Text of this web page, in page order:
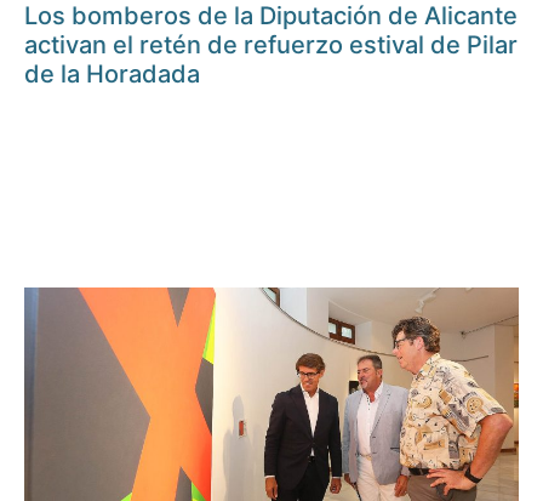
Los bomberos de la Diputación de Alicante
activan el retén de refuerzo estival de Pilar
de la Horadada